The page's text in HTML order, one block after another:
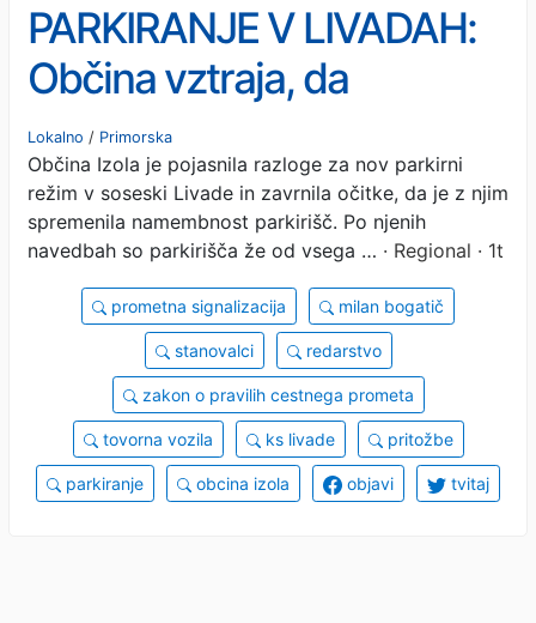
PARKIRANJE V LIVADAH:
Občina vztraja, da
tovornim vozilom tam ni
mesta
Lokalno / Primorska
Občina Izola je pojasnila razloge za nov parkirni
režim v soseski Livade in zavrnila očitke, da je z njim
spremenila namembnost parkirišč. Po njenih
navedbah so parkirišča že od vsega … · Regional · 1t
prometna signalizacija milan bogatič
stanovalci redarstvo
zakon o pravilih cestnega prometa
tovorna vozila ks livade pritožbe
parkiranje obcina izola objavi tvitaj